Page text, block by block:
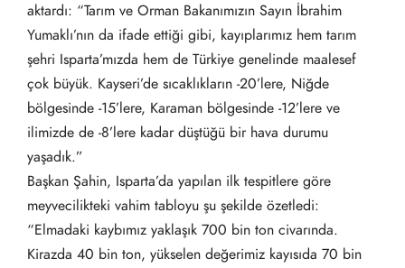
aktardı: “Tarım ve Orman Bakanımızın Sayın İbrahim
Yumaklı’nın da ifade ettiği gibi, kayıplarımız hem tarım
şehri Isparta’mızda hem de Türkiye genelinde maalesef
çok büyük. Kayseri’de sıcaklıkların -20’lere, Niğde
bölgesinde -15’lere, Karaman bölgesinde -12’lere ve
ilimizde de -8’lere kadar düştüğü bir hava durumu
yaşadık.”
Başkan Şahin, Isparta’da yapılan ilk tespitlere göre
meyvecilikteki vahim tabloyu şu şekilde özetledi:
“Elmadaki kaybımız yaklaşık 700 bin ton civarında.
Kirazda 40 bin ton, yükselen değerimiz kayısıda 70 bin